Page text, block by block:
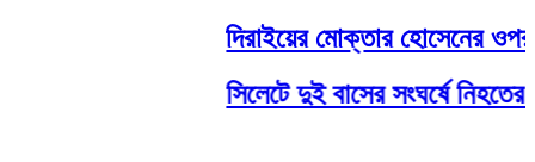
দিরাইয়ের মোক্তার হোসেনের ওপর
সিলেটে দুই বাসের সংঘর্ষে নিহতের